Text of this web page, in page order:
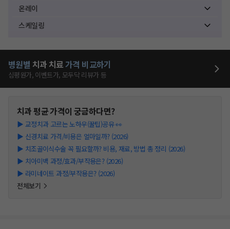
온레이
스케일링
병원별 치과 치료가격 비교하기
심평원가, 이벤트가, 모두닥 리뷰가 등
치과평균 가격이 궁금하다면?
▶ 교정치과 고르는 노하우(꿀팁)공유 👀
▶ 신경치료 가격/비용은 얼마일까? (2026)
▶ 치조골이식수술 꼭 필요할까? 비용, 재료, 방법 총 정리 (2026)
▶ 치아미백 과정/효과/부작용은? (2026)
▶ 라미네이트 과정/부작용은? (2026)
전체보기